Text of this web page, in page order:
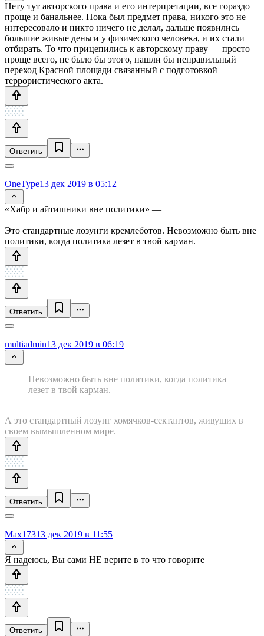
Нету тут авторского права и его интерпретации, все гораздо
проще и банальнее. Пока был предмет права, никого это не
интересовало и никто ничего не делал, дальше появились
большие живые деньги у физического человека, и их стали
отбирать. То что прицепились к авторскому праву — просто
проще всего, не было бы этого, нашли бы неправильный
переход Красной площади связанный с подготовкой
террористического акта.
Ответить
OneType13 дек 2019 в 05:12
«Хабр и айтишники вне политики» —
Это стандартные лозунги кремлеботов. Невозможно быть вне
политики, когда политика лезет в твой карман.
Ответить
multiadmin13 дек 2019 в 06:19
Невозможно быть вне политики, когда политика
лезет в твой карман.
А это стандартный лозунг хомячков-сектантов, живущих в
своем вымышленном мире.
Ответить
Max17313 дек 2019 в 11:55
Я надеюсь, Вы сами НЕ верите в то что говорите
Ответить